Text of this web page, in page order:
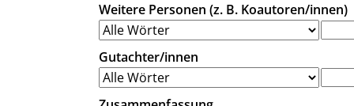
Weitere Personen (z. B. Koautoren/innen)
Gutachter/innen